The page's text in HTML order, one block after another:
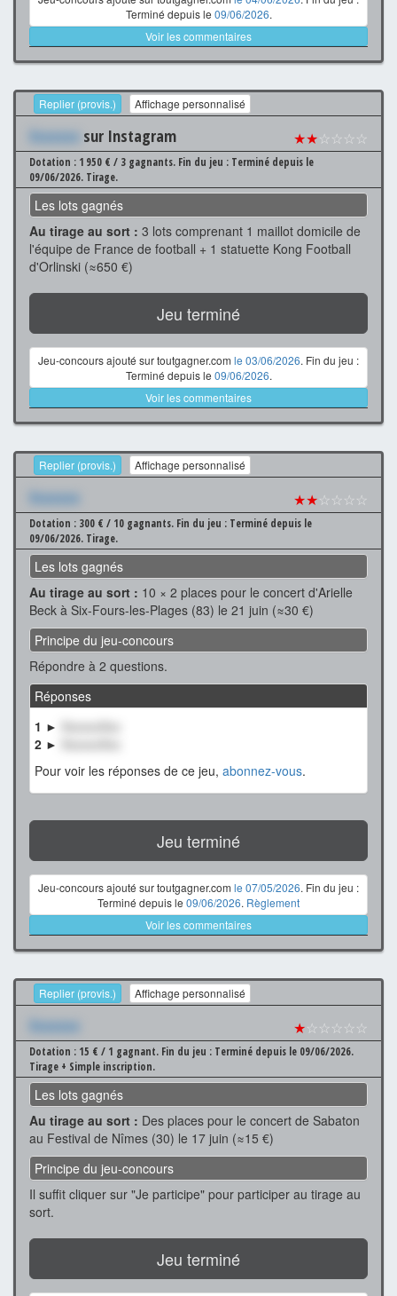
Terminé depuis le 09/06/2026.
Voir les commentaires
Replier (provis.) Affichage personnalisé
Xxxxxxx sur Instagram ★★☆☆☆☆
Dotation : 1 950 € / 3 gagnants. Fin du jeu : Terminé depuis le
09/06/2026. Tirage.
Les lots gagnés
Au tirage au sort : 3 lots comprenant 1 maillot domicile de
l'équipe de France de football + 1 statuette Kong Football
d'Orlinski (≈650 €)
Jeu terminé
Jeu-concours ajouté sur toutgagner.com le 03/06/2026. Fin du jeu :
Terminé depuis le 09/06/2026.
Voir les commentaires
Replier (provis.) Affichage personnalisé
Xxxxxxx ★★☆☆☆☆
Dotation : 300 € / 10 gagnants. Fin du jeu : Terminé depuis le
09/06/2026. Tirage.
Les lots gagnés
Au tirage au sort : 10 × 2 places pour le concert d'Arielle
Beck à Six-Fours-les-Plages (83) le 21 juin (≈30 €)
Principe du jeu-concours
Répondre à 2 questions.
Réponses
1 ►
2 ►
Pour voir les réponses de ce jeu, abonnez-vous.
Jeu terminé
Jeu-concours ajouté sur toutgagner.com le 07/05/2026. Fin du jeu :
Terminé depuis le 09/06/2026. Règlement
Voir les commentaires
Replier (provis.) Affichage personnalisé
Xxxxxxx ★☆☆☆☆☆
Dotation : 15 € / 1 gagnant. Fin du jeu : Terminé depuis le 09/06/2026.
Tirage + Simple inscription.
Les lots gagnés
Au tirage au sort : Des places pour le concert de Sabaton
au Festival de Nîmes (30) le 17 juin (≈15 €)
Principe du jeu-concours
Il suffit cliquer sur "Je participe" pour participer au tirage au
sort.
Jeu terminé